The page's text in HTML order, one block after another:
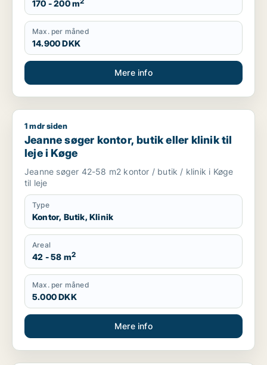
170 - 200 m
Max. per måned
14.900 DKK
Mere info
Jeanne søger kontor, butik eller klinik til leje i Køge
1 mdr siden
Jeanne søger kontor, butik eller klinik til
leje i Køge
Jeanne søger 42-58 m2 kontor / butik / klinik i Køge
til leje
Type
Kontor, Butik, Klinik
Areal
42 - 58 m2
Max. per måned
5.000 DKK
Mere info